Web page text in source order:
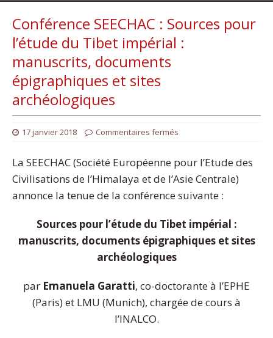
Conférence SEECHAC : Sources pour
l’étude du Tibet impérial :
manuscrits, documents
épigraphiques et sites
archéologiques
17 janvier 2018 Commentaires fermés
La SEECHAC (Société Européenne pour l’Etude des
Civilisations de l’Himalaya et de l’Asie Centrale)
annonce la tenue de la conférence suivante :
Sources pour l’étude du Tibet impérial :
manuscrits, documents épigraphiques et sites
archéologiques
par Emanuela Garatti, co-doctorante à l’EPHE
(Paris) et LMU (Munich), chargée de cours à
l’INALCO.